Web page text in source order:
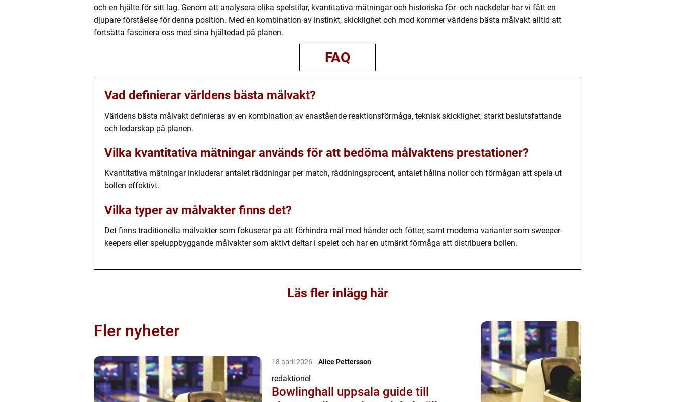
och en hjälte för sitt lag. Genom att analysera olika spelstilar, kvantitativa mätningar och historiska för- och nackdelar har vi fått en
djupare förståelse för denna position. Med en kombination av instinkt, skicklighet och mod kommer världens bästa målvakt alltid att
fortsätta fascinera oss med sina hjältedåd på planen.
FAQ
Vad definierar världens bästa målvakt?
Världens bästa målvakt definieras av en kombination av enastående reaktionsförmåga, teknisk skicklighet, starkt beslutsfattande
och ledarskap på planen.
Vilka kvantitativa mätningar används för att bedöma målvaktens prestationer?
Kvantitativa mätningar inkluderar antalet räddningar per match, räddningsprocent, antalet hållna nollor och förmågan att spela ut
bollen effektivt.
Vilka typer av målvakter finns det?
Det finns traditionella målvakter som fokuserar på att förhindra mål med händer och fötter, samt moderna varianter som sweeper-
keepers eller speluppbyggande målvakter som aktivt deltar i spelet och har en utmärkt förmåga att distribuera bollen.
Läs fler inlägg här
Fler nyheter
18 april 2026 Alice Pettersson
redaktionel
Bowlinghall uppsala guide till